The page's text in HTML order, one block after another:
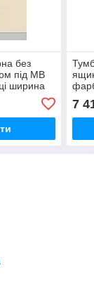
без
під МВ
ширина
Сірий/
7